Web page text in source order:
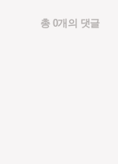
총 0개의 댓글